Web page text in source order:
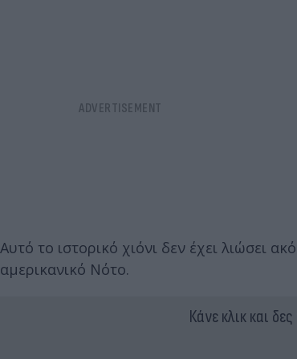
Αυτό το ιστορικό χιόνι δεν έχει λιώσει
αμερικανικό Νότο.
Κάνε κλικ και